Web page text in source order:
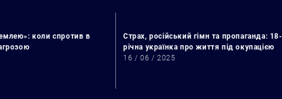
коли спротив в
Страх, російський гімн та пропаганда: 18-
річна українка про життя під окупацією
16 / 06 / 2025